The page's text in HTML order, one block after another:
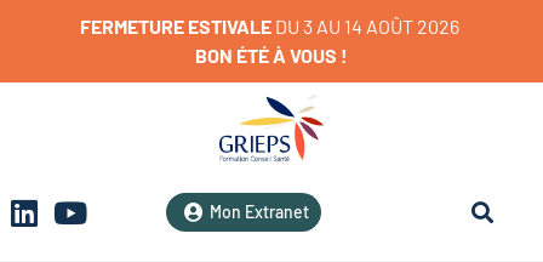
FERMETURE ESTIVALE DU 3 AU 14 AOÛT 2026
BON ÉTÉÀ VOUS !
Mon Extranet